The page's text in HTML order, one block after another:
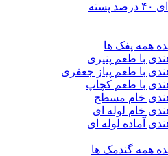
پسته
همه پفک ها
با طعم پنیری
با طعم پیاز جعفری
با طعم کچاپ
خام مسطح
خام لوله ای
آماده لوله ای
همه گندمک ها